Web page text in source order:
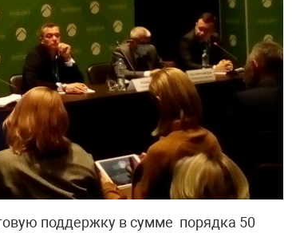
поддержку в сумме порядка 50